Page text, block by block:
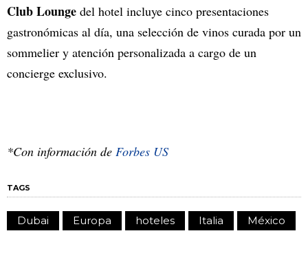
Club Lounge del hotel incluye cinco presentaciones
gastronómicas al día, una selección de vinos curada por un
sommelier y atención personalizada a cargo de un
concierge exclusivo.
*Con información de Forbes US
TAGS
Dubai Europa hoteles Italia México